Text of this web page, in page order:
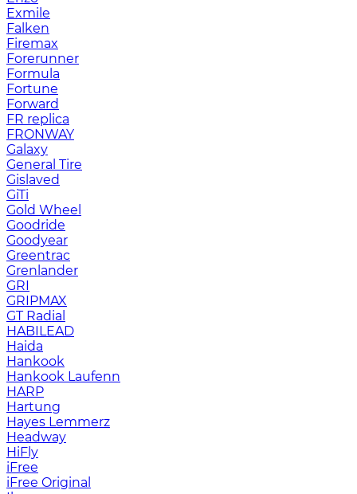
Exmile
Falken
Firemax
Forerunner
Formula
Fortune
Forward
FR replica
FRONWAY
Galaxy
General Tire
Gislaved
GiTi
Gold Wheel
Goodride
Goodyear
Greentrac
Grenlander
GRI
GRIPMAX
GT Radial
HABILEAD
Haida
Hankook
Hankook Laufenn
HARP
Hartung
Hayes Lemmerz
Headway
HiFly
iFree
iFree Original